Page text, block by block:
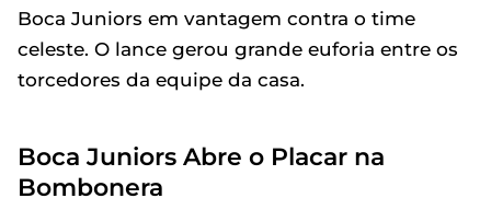
Boca Juniors em vantagem contra o time
celeste. O lance gerou grande euforia entre os
torcedores da equipe da casa.
Boca Juniors Abre o Placar na
Bombonera